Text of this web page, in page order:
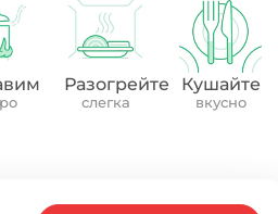
Разогрейте
слегка
Кушайте
вкусно